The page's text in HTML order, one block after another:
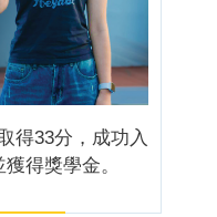
得33分，成功入
得獎學金。